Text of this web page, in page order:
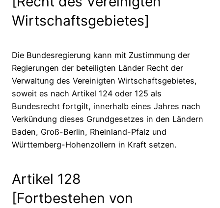
Wirtschaftsgebietes]
Die Bundesregierung kann mit Zustimmung der
Regierungen der beteiligten Länder Recht der
Verwaltung des Vereinigten Wirtschaftsgebietes,
soweit es nach Artikel 124 oder 125 als
Bundesrecht fortgilt, innerhalb eines Jahres nach
Verkündung dieses Grundgesetzes in den Ländern
Baden, Groß-Berlin, Rheinland-Pfalz und
Württemberg-Hohenzollern in Kraft setzen.
Artikel 128
[Fortbestehen von